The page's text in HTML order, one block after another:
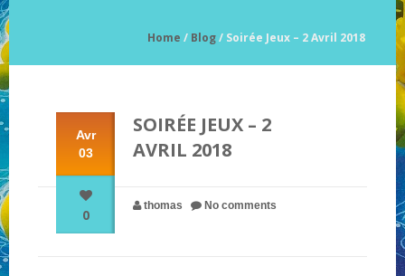
FESTIVAL DU JEU
NOS PARTENAIRES
QUI SOMMES-NOUS ?
Home / Blog/ Soirée Jeux – 2 Avril 2018
Avr
03
0
SOIRÉE JEUX – 2
AVRIL 2018
thomas No comments